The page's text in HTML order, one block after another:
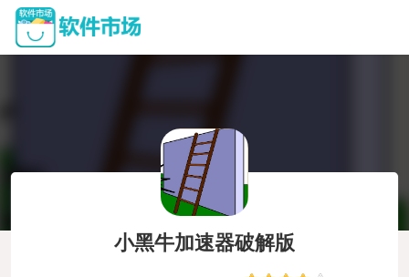
小黑牛加速器破解版